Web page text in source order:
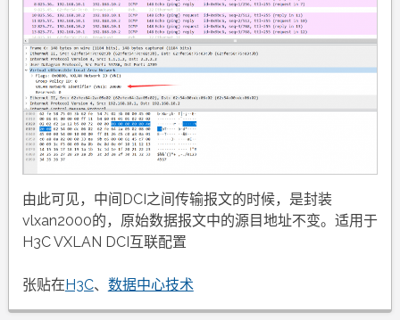
由此可见，中间DCI之间传输报文的时候，是封装
vlxan2000的，原始数据报文中的源目地址不变。适用于
H3C VXLAN DCI互联配置
张贴在 H3C、 数据中心技术